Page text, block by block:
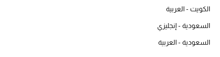
مستحضرات الاستحمام والعناية بالجسم
الكويت - العربية
السعودية - إنجليزي
السعودية - العربية